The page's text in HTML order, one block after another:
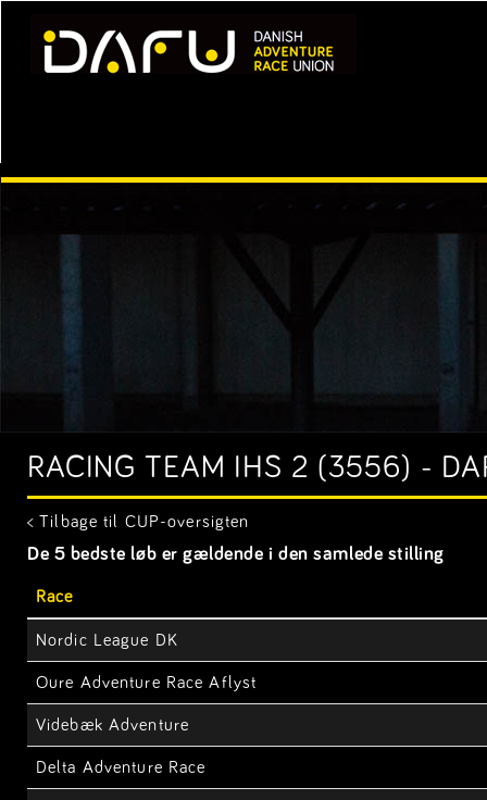
RACING TEAM IHS 2 (3556) -
< Tilbage til CUP-oversigten
De 5 bedste løb er gældende i den samlede stilling
Race
Nordic League DK
Oure Adventure Race Aflyst
Videbæk Adventure
Delta Adventure Race